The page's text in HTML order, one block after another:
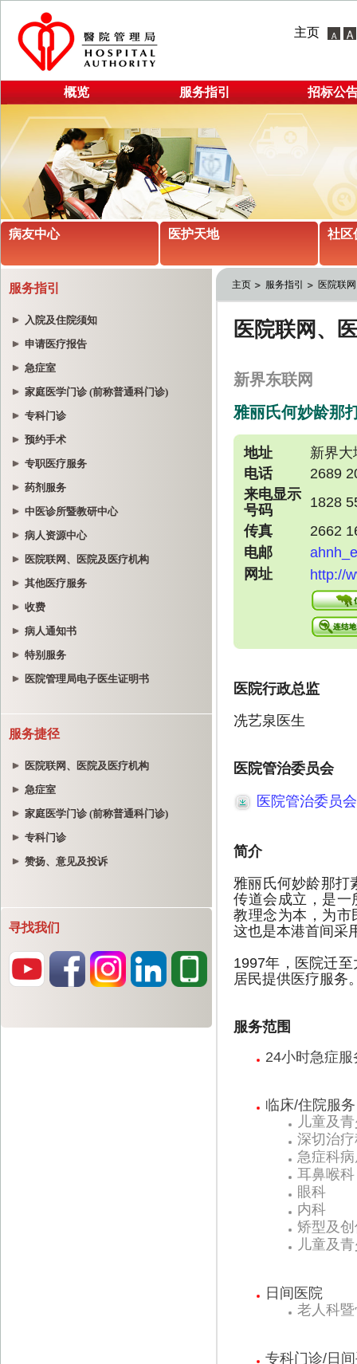
主页
概览 服务指引 招标公
病友中心 医护天地 社区
服务指引
入院及住院须知
申请医疗报告
急症室
家庭医学门诊 (前称普通科门诊)
专科门诊
预约手术
专职医疗服务
药剂服务
中医诊所暨教研中心
病人资源中心
医院联网、医院及医疗机构
其他医疗服务
收费
病人通知书
特别服务
医院管理局电子医生证明书
服务捷径
医院联网、医院及医疗机构
急症室
家庭医学门诊 (前称普通科门诊)
专科门诊
赞扬、意见及投诉
寻找我们
主页 服务指引 医院联